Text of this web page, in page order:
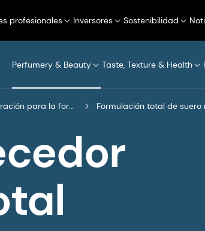
profesionales Inversores Sostenibilidad
Perfumery & Beauty Taste, Texture & Health
Inspiración para la formulación Formulación total de